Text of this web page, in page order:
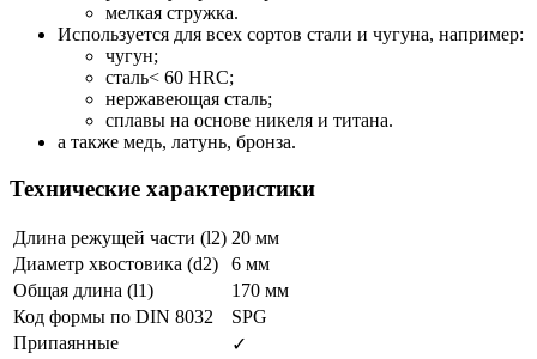
мелкая стружка.
Используется для всех сортов стали и чугуна, например:
чугун;
сталь< 60 HRC;
нержавеющая сталь;
сплавы на основе никеля и титана.
а также медь, латунь, бронза.
Технические характеристики
Длина режущей части (l2) 20 мм
Диаметр хвостовика (d2)
6 мм
Общая длина (l1)
170 мм
Код формы по DIN 8032
SPG
Припаянные
✓